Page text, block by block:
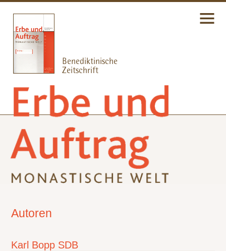
Autoren
Karl Bopp SDB